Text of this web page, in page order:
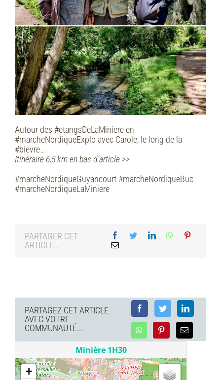
Autour des #etangsDeLaMiniere en
#marcheNordiqueExplo avec Carole, le long de la
#bievre…
Itinéraire 6,5 km en bas d’article >>
#marcheNordiqueGuyancourt #marcheNordiqueBuc
#marcheNordiqueLaMiniere
PARTAGER CET
ARTICLE...
PARTAGEZ CET ARTICLE
AVEC VOTRE
COMMUNAUTÉ...